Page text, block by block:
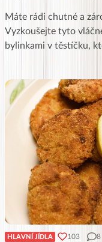
Máte rádi chutné a
Vyzkoušejte tyto
bylinkami v těstíčku,
HLAVNÍ JÍDLA 103 8